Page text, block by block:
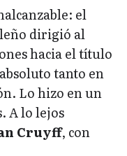
el
dirigió al
hacia el título
tanto en
Lo hizo en un
A lo lejos
Cruyff, con